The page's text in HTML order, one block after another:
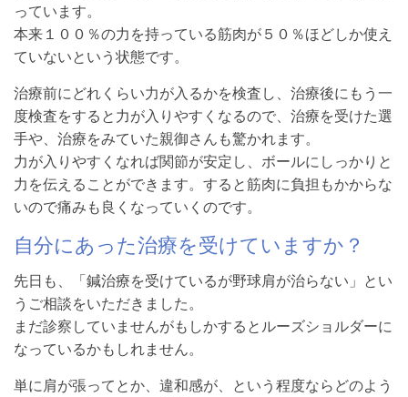
っています。
本来１００％の力を持っている筋肉が５０％ほどしか使え
ていないという状態です。
治療前にどれくらい力が入るかを検査し、治療後にもう一
度検査をすると力が入りやすくなるので、治療を受けた選
手や、治療をみていた親御さんも驚かれます。
力が入りやすくなれば関節が安定し、ボールにしっかりと
力を伝えることができます。すると筋肉に負担もかからな
いので痛みも良くなっていくのです。
自分にあった治療を受けていますか？
先日も、「鍼治療を受けているが野球肩が治らない」とい
うご相談をいただきました。
まだ診察していませんがもしかするとルーズショルダーに
なっているかもしれません。
単に肩が張ってとか、違和感が、という程度ならどのよう